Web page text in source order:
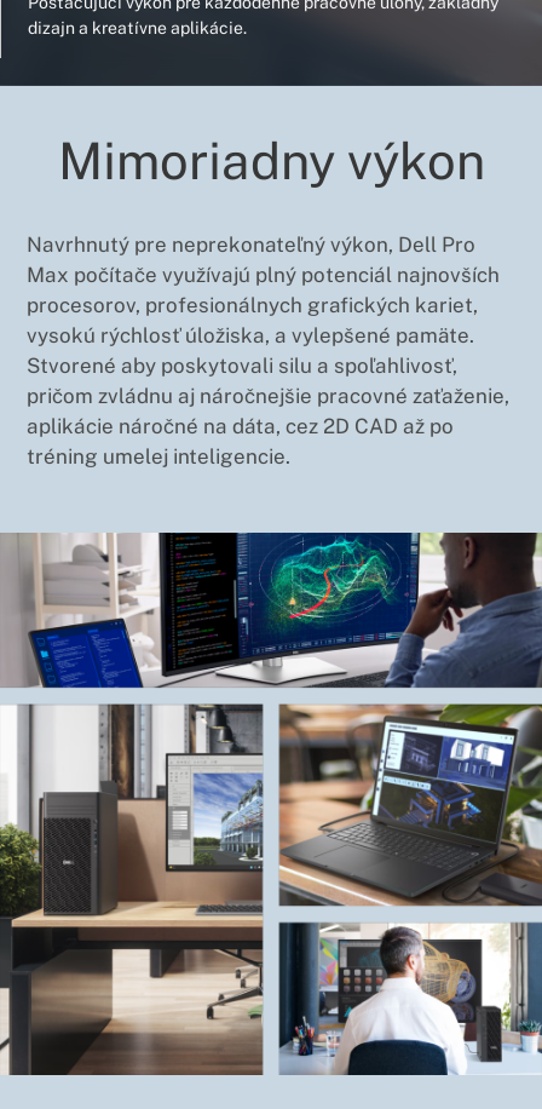
dizajn a kreatívne aplikácie.
Mimoriadny výkon
Navrhnutý pre neprekonateľný výkon, Dell Pro
Max počítače využívajú plný potenciál najnovších
procesorov, profesionálnych grafických kariet,
vysokú rýchlosť úložiska, a vylepšené pamäte.
Stvorené aby poskytovali silu a spoľahlivosť,
pričom zvládnu aj náročnejšie pracovné zaťaženie,
aplikácie náročné na dáta, cez 2D CAD až po
tréning umelej inteligencie.